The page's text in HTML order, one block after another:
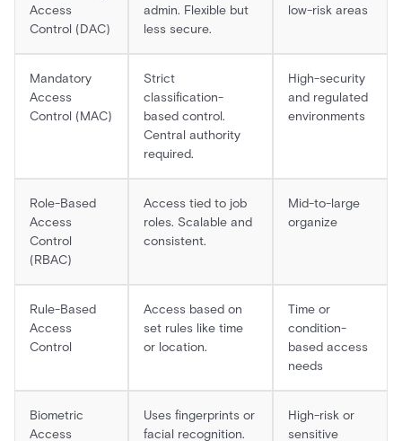
Access
Control (DAC)
admin. Flexible but
less secure.
low-risk areas
Mandatory
Access
Control (MAC)
Strict
classification-
based control.
Central authority
required.
High-security
and regulated
environments
Role-Based
Access
Control
(RBAC)
Access tied to job
roles. Scalable and
consistent.
Mid-to-large
organize
Rule-Based
Access
Control
Access based on
set rules like time
or location.
Time or
condition-
based access
needs
Biometric
Access
Uses fingerprints or
facial recognition.
High-risk or
sensitive